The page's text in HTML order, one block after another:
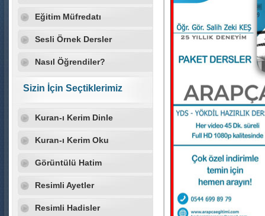
Eğitim Müfredatı
Sesli Örnek Dersler
Nasıl Öğrendiler?
Sizin İçin Seçtiklerimiz
Kuran-ı Kerim Dinle
Kuran-ı Kerim Oku
Görüntülü Hatim
Resimli Ayetler
Resimli Hadisler